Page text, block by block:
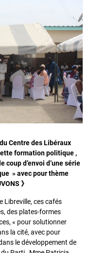
Centre des Libéraux
formation politique ,
coup d’envoi d’une série
» avec pour thème
》
Libreville, ces cafés
des plates-formes
« pour solutionner
la cité, avec pour
le développement de